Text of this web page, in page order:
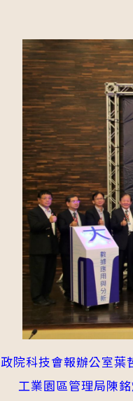
院科技會報辦公室
工業園區管理局陳